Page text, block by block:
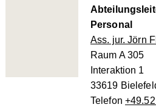
Personal
Ass. jur. Jörn
Raum A 305
Interaktion 1
33619
Telefon